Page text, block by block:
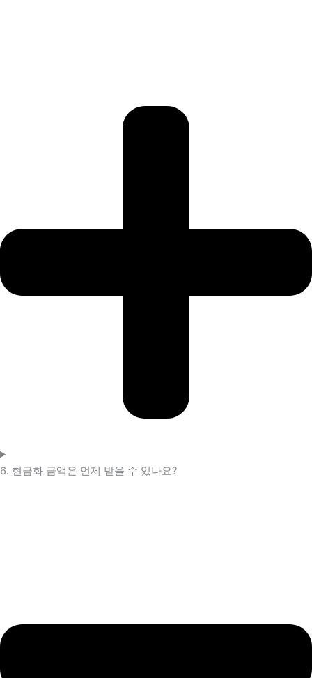
6. 현금화 금액은 언제 받을 수 있나요?